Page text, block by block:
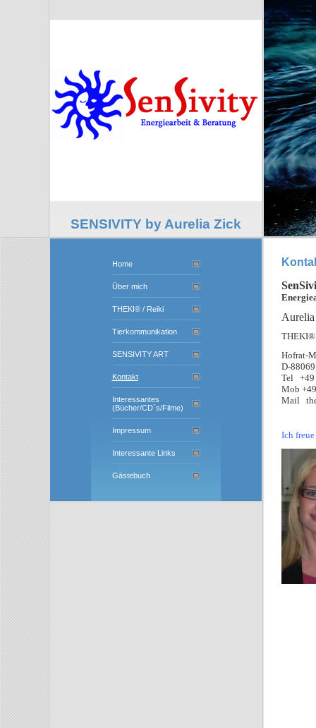
SENSIVITY by Aurelia Zick
Home
Über mich
THEKI® / Reiki
Tierkommunikation
SENSIVITY ART
Kontakt
Interessantes
(Bücher/CD´s/Filme)
Impressum
Interessante Links
Gästebuch
THEKI®
Hofrat-
D-
Tel +49
Mob
Mail
Ich